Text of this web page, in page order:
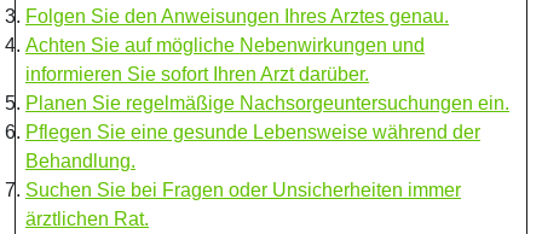
Folgen Sie den Anweisungen Ihres Arztes genau.
Achten Sie auf mögliche Nebenwirkungen und
informieren Sie sofort Ihren Arzt darüber.
Planen Sie regelmäßige Nachsorgeuntersuchungen ein.
Pflegen Sie eine gesunde Lebensweise während der
Behandlung.
Suchen Sie bei Fragen oder Unsicherheiten immer
ärztlichen Rat.